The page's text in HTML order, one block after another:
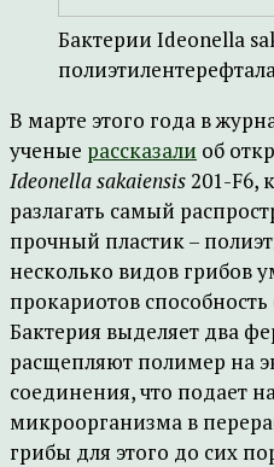
Бактерии Ideonella
В марте этого года в
ученые рассказали об
Ideonella sakaiensis201-F6,
разлагать самый
прочный пластик –
несколько видов грибов
прокариотов
Бактерия выделяет два
расщепляют полимер на
соединения, что подает
микроорганизма в
грибы для этого до сих